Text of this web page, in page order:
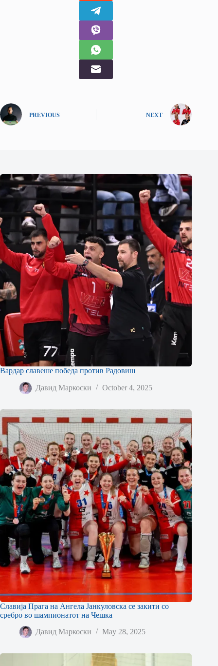
PREVIOUS NEXT
Вардар славеше победа против Радовиш
Давид Маркоски October 4, 2025
Славија Прага на Ангела Јанкуловска се закити со
сребро во шампионатот на Чешка
Давид Маркоски May 28, 2025